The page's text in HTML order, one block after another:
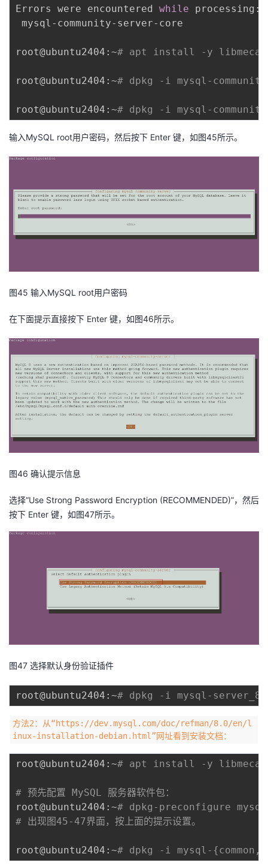
Errors were encountered while processing:
mysql-community-server-core
root@ubuntu2404:~# apt install -y
root@ubuntu2404:~# dpkg -i mysql-
root@ubuntu2404:~# dpkg -i mysql-
输入MySQL root用户密码，然后按下 Enter 键，如图45所示。
图45 输入MySQL root用户密码
在下面提示直接按下 Enter 键，如图46所示。
图46 确认提示信息
选择“Use Strong Password Encryption (RECOMMENDED)”，然后
按下 Enter 键，如图47所示。
图47 选择默认身份验证插件
root@ubuntu2404:~# dpkg -i mysql-
方法2：从“https://dev.mysql.com/doc/refman/8.0/en/l
inux-installation-debian.html”网址看到安装文档：
root@ubuntu2404:~# apt install -y
# 预先配置 MySQL 服务器软件包：
root@ubuntu2404:~# dpkg-preconfigure
# 出现图45-47界面，按上面的提示设置。
root@ubuntu2404:~# dpkg -i mysql-